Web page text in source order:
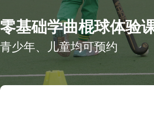
零基础学曲棍球体验
青少年、儿童均可预约